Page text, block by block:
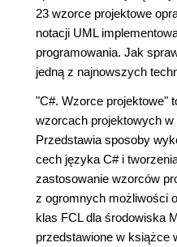
23 wzorce projektowe
notacji UML
programowania. Jak
jedną z najnowszych
"C#. Wzorce projektowe"
wzorcach projektowych w
Przedstawia sposoby
cech języka C# i
zastosowanie wzorców
z ogromnych możliwości
klas FCL dla środowiska
przedstawione w książce